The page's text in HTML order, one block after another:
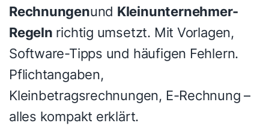
Rechnungenund Kleinunternehmer-
Regeln richtig umsetzt. Mit Vorlagen,
Software-Tipps und häufigen Fehlern.
Pflichtangaben,
Kleinbetragsrechnungen, E-Rechnung –
alles kompakt erklärt.